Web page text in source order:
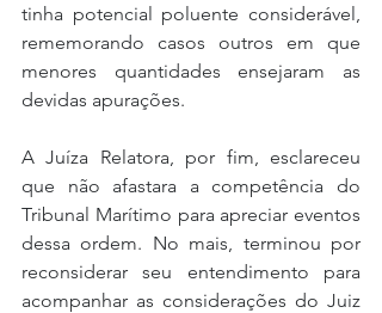
tinha potencial poluente considerável,
rememorando casos outros em que
menores quantidades ensejaram as
devidas apurações.
A Juíza Relatora, por fim, esclareceu
que não afastara a competência do
Tribunal Marítimo para apreciar eventos
dessa ordem. No mais, terminou por
reconsiderar seu entendimento para
acompanhar as considerações do Juiz